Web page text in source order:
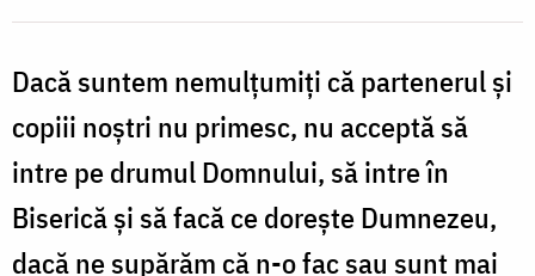
/
Constantin
Comici
Dacă suntem nemulţumiţi că partenerul şi
copiii noştri nu primesc, nu acceptă să
intre pe drumul Domnului, să intre în
Biserică şi să facă ce doreşte Dumnezeu,
dacă ne supărăm că n-o fac sau sunt mai